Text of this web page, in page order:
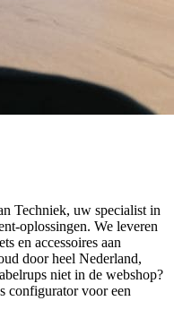
Techniek, uw specialist in
oplossingen. We leveren
en accessoires aan
door heel Nederland,
niet in de webshop?
configurator voor een